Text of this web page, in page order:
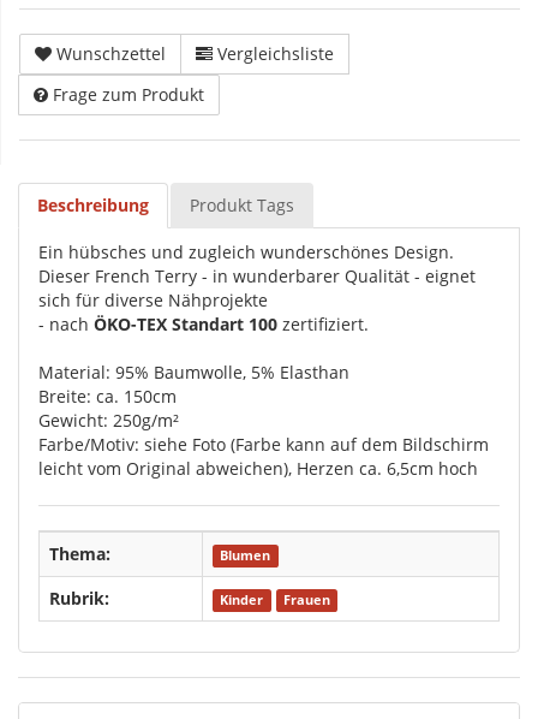
Wunschzettel
Vergleichsliste
Frage zum Produkt
Beschreibung Produkt Tags
Ein hübsches und zugleich wunderschönes Design.
Dieser French Terry - in wunderbarer Qualität - eignet
sich für diverse Nähprojekte
- nach ÖKO-TEX Standart 100 zertifiziert.
Material: 95% Baumwolle, 5% Elasthan
Breite: ca. 150cm
Gewicht: 250g/m²
Farbe/Motiv: siehe Foto (Farbe kann auf dem Bildschirm
leicht vom Original abweichen), Herzen ca. 6,5cm hoch
Thema: Blumen
Rubrik: Kinder Frauen